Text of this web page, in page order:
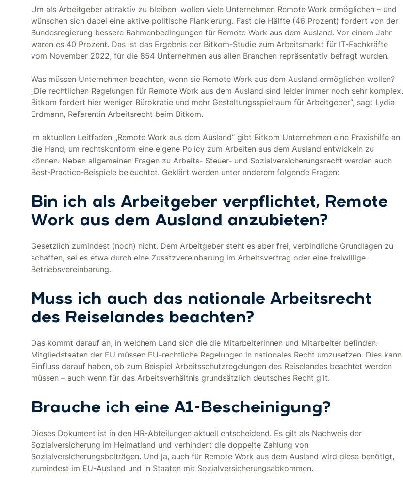
Um als Arbeitgeber attraktiv zu bleiben, wollen viele Unternehmen Remote Work ermöglichen – und
wünschen sich dabei eine aktive politische Flankierung. Fast die Hälfte (46 Prozent) fordert von der
Bundesregierung bessere Rahmenbedingungen für Remote Work aus dem Ausland. Vor einem Jahr
waren es 40 Prozent. Das ist das Ergebnis der Bitkom-Studie zum Arbeitsmarkt für IT-Fachkräfte
vom November 2022, für die 854 Unternehmen aus allen Branchen repräsentativ befragt wurden.
Was müssen Unternehmen beachten, wenn sie Remote Work aus dem Ausland ermöglichen wollen?
„Die rechtlichen Regelungen für Remote Work aus dem Ausland sind leider immer noch sehr komplex.
Bitkom fordert hier weniger Bürokratie und mehr Gestaltungsspielraum für Arbeitgeber“, sagt Lydia
Erdmann, Referentin Arbeitsrecht beim Bitkom.
Im aktuellen Leitfaden „Remote Work aus dem Ausland“ gibt Bitkom Unternehmen eine Praxishilfe an
die Hand, um rechtskonform eine eigene Policy zum Arbeiten aus dem Ausland entwickeln zu
können. Neben allgemeinen Fragen zu Arbeits- Steuer- und Sozialversicherungsrecht werden auch
Best-Practice-Beispiele beleuchtet. Geklärt werden unter anderem folgende Fragen:
Bin ich als Arbeitgeber verpflichtet, Remote
Work aus dem Ausland anzubieten?
Gesetzlich zumindest (noch) nicht. Dem Arbeitgeber steht es aber frei, verbindliche Grundlagen zu
schaffen, sei es etwa durch eine Zusatzvereinbarung im Arbeitsvertrag oder eine freiwillige
Betriebsvereinbarung.
Muss ich auch das nationale Arbeitsrecht
des Reiselandes beachten?
Das kommt darauf an, in welchem Land sich die die Mitarbeiterinnen und Mitarbeiter befinden.
Mitgliedstaaten der EU müssen EU-rechtliche Regelungen in nationales Recht umzusetzen. Dies kann
Einfluss darauf haben, ob zum Beispiel Arbeitsschutzregelungen des Reiselandes beachtet werden
müssen – auch wenn für das Arbeitsverhältnis grundsätzlich deutsches Recht gilt.
Brauche ich eine A1-Bescheinigung?
Dieses Dokument ist in den HR-Abteilungen aktuell entscheidend. Es gilt als Nachweis der
Sozialversicherung im Heimatland und verhindert die doppelte Zahlung von
Sozialversicherungsbeiträgen. Und ja, auch für Remote Work aus dem Ausland wird diese benötigt,
zumindest im EU-Ausland und in Staaten mit Sozialversicherungsabkommen.